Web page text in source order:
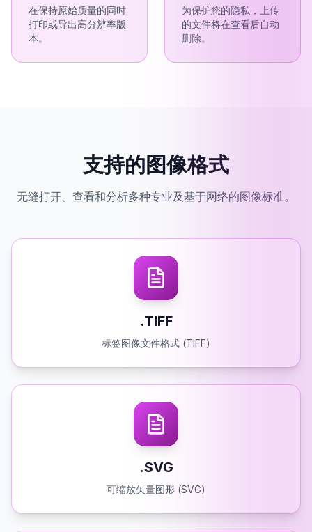
在保持原始质量的同时
打印或导出高分辨率版
本。
为保护您的隐私，上传
的文件将在查看后自动
删除。
支持的图像格式
无缝打开、查看和分析多种专业及基于网络的图像标准。
.TIFF
标签图像文件格式 (TIFF)
.SVG
可缩放矢量图形 (SVG)